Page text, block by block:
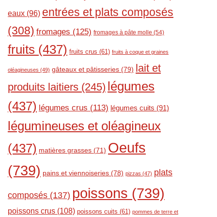
eaux (96) entrées et plats composés
(308) fromages (125) fromages à pâte molle (54)
fruits (437) fruits crus (61) fruits à coque et graines
oléagineuses (49) gâteaux et pâtisseries (79) lait et
produits laitiers (245) légumes
(437) légumes crus (113) légumes cuits (91)
légumineuses et oléagineux
(437) matières grasses (71) Oeufs
(739) pains et viennoiseries (78) pizzas (47) plats
composés (137) poissons (739)
poissons crus (108) poissons cuits (61) pommes de terre et